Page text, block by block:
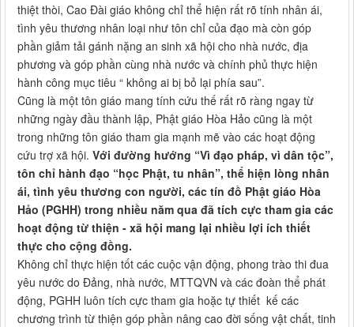
thiệt thòi, Cao Đài giáo không chỉ thể hiện rất rõ tính nhân ái,
tình yêu thương nhân loại như tôn chỉ của đạo mà còn góp
phần giảm tải gánh nặng an sinh xã hội cho nhà nước, địa
phương và góp phần cùng nhà nước và chính phủ thực hiện
hành công mục tiêu “ không ai bị bỏ lại phía sau”.
Cũng là một tôn giáo mang tính cứu thế rất rõ ràng ngay từ
những ngày đầu thành lập, Phật giáo Hòa Hảo cũng là một
trong những tôn giáo tham gia mạnh mẽ vào các hoạt động
cứu trợ xã hội. Với đường hướng “Vì đạo pháp, vì dân tộc”,
tôn chỉ hành đạo “học Phật, tu nhân”, thể hiện lòng nhân
ái, tình yêu thương con người, các tín đồ Phật giáo Hòa
Hảo (PGHH) trong nhiều năm qua đã tích cực tham gia các
hoạt động từ thiện - xã hội mang lại nhiều lợi ích thiết
thực cho cộng đồng.
Không chỉ thực hiện tốt các cuộc vận động, phong trào thi đua
yêu nước do Đảng, nhà nước, MTTQVN và các đoàn thể phát
động, PGHH luôn tích cực tham gia hoặc tự thiết kế các
chương trình từ thiện góp phần nâng cao đời sống vật chất, tinh